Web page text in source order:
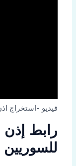
فيديو -استخراج
رابط إذن
للسوريين